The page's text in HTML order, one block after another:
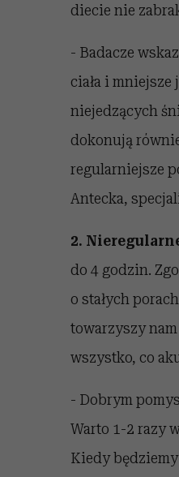
diecie nie
- Badacze
ciała i
niejedzących
dokonują
regularniejsze
Antecka,
2.
do 4 godzin.
o stałych
towarzyszy
wszystko, co
- Dobrym
Warto 1-2 razy
Kiedy